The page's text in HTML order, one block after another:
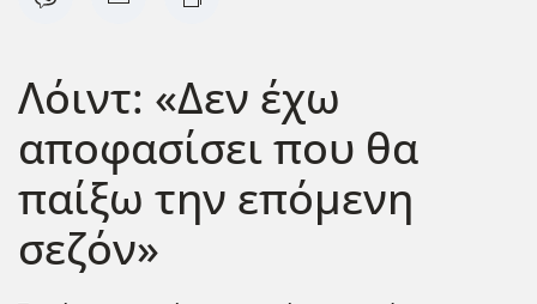
Λόιντ: «Δεν έχω
αποφασίσει που θα
παίξω την επόμενη
σεζόν»